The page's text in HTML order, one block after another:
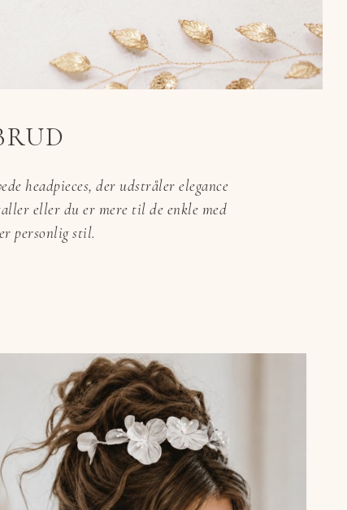
headpieces, der udstråler elegance
eller du er mere til de enkle med
personlig stil.